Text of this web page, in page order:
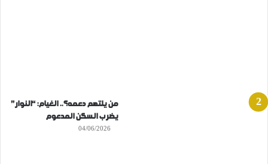
من يلتهم دعمه؟.. الغيام: “النوار”
يضرب السكن المدعوم
04/06/2026